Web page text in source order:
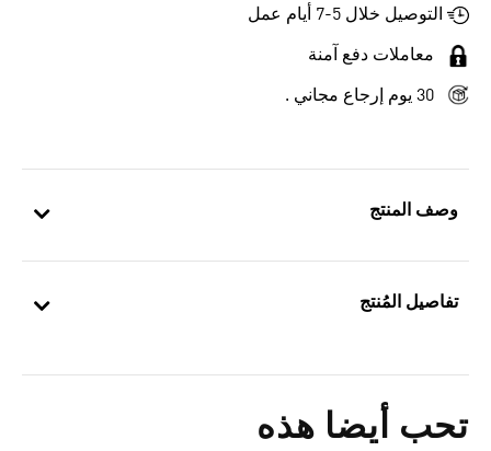
وصف المنتج
تفاصيل المُنتج
تحب أيضا هذه
التوصيل خلال 5-7 أيام عمل
معاملات دفع آمنة